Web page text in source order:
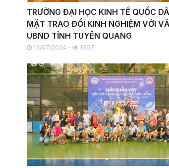
TRƯỜNG ĐẠI HỌC KINH TẾ QUỐC
MẶT TRAO ĐỔI KINH NGHIỆM VỚI
UBND TỈNH TUYÊN QUANG
13/07/2024 - 1607